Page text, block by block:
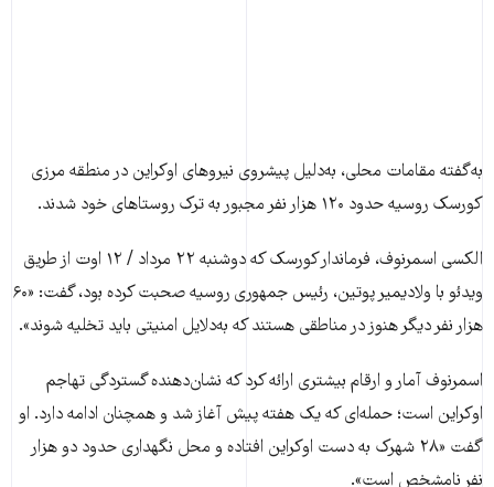
به‌گفته مقامات محلی، به‌دلیل پیشروی نیروهای اوکراین در منطقه مرزی
کورسک روسیه حدود ۱۲۰ هزار نفر مجبور به ترک روستاهای خود شدند.
الکسی اسمرنوف، فرماندار کورسک که دوشنبه ۲۲ مرداد / ۱۲ اوت از طریق
ویدئو با ولادیمیر پوتین، رئیس جمهوری روسیه صحبت کرده بود، گفت: «۶۰
هزار نفر دیگر هنوز در مناطقی هستند که به‌دلایل امنیتی باید تخلیه شوند».
اسمرنوف آمار و ارقام بیشتری ارائه کرد که نشان‌دهنده گستردگی تهاجم
اوکراین است؛ حمله‌ای که یک هفته پیش آغاز شد و همچنان ادامه دارد. او
گفت «۲۸ شهرک به دست اوکراین افتاده و محل نگهداری حدود دو هزار
نفر نامشخص است».